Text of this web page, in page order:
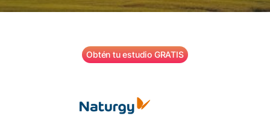
Obtén tu estudio GRATIS